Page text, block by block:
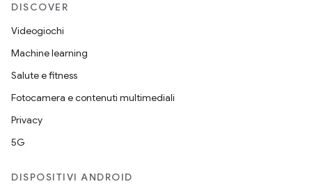
DISCOVER
Videogiochi
Machine learning
Salute e fitness
Fotocamera e contenuti multimediali
Privacy
5G
DISPOSITIVI ANDROID